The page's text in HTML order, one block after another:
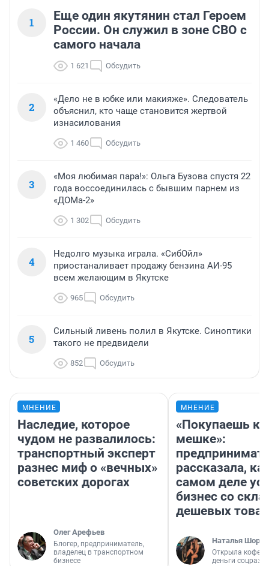
1
Еще один якутянин стал Героем
России. Он служил в зоне СВО с
самого начала
1 621 Обсудить
2
«Дело не в юбке или макияже». Следователь
объяснил, кто чаще становится жертвой
изнасилования
1 460 Обсудить
3
«Моя любимая пара!»: Ольга Бузова спустя 22
года воссоединилась с бывшим парнем из
«ДОМа-2»
1 302 Обсудить
4
Недолго музыка играла. «СибОйл»
приостаналивает продажу бензина АИ-95
всем желающим в Якутске
965 Обсудить
5
Сильный ливень полил в Якутске. Синоптики
такого не предвидели
852 Обсудить
МНЕНИЕ
Наследие, которое
чудом не развалилось:
транспортный эксперт
разнес миф о «вечных»
советских дорогах
Олег Арефьев
Блогер, предприниматель,
владелец в транспортном
бизнесе
МНЕНИЕ
«Покупаешь
мешке»:
рассказала,
самом деле
бизнес со
дешевых
Наталья
Открыла
деньги